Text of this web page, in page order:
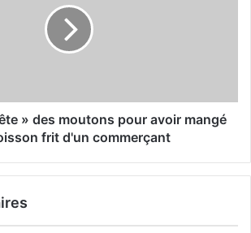
» des moutons pour avoir mangé
frit d'un commerçant